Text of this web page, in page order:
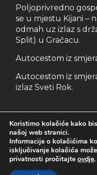
Poljoprivredno
se u mjestu Kijani –
odmah uz izlaz s
Split) u Gračacu.
Autocestom iz
Autocestom iz
izlaz Sveti Rok.
© 2023. Lički sokol
pristupačnosti
Koristimo kolačiće kako
našoj web stranici.
Informacije o kolačićima
isključivanje kolačića
privatnosti pročitajte ovdje.